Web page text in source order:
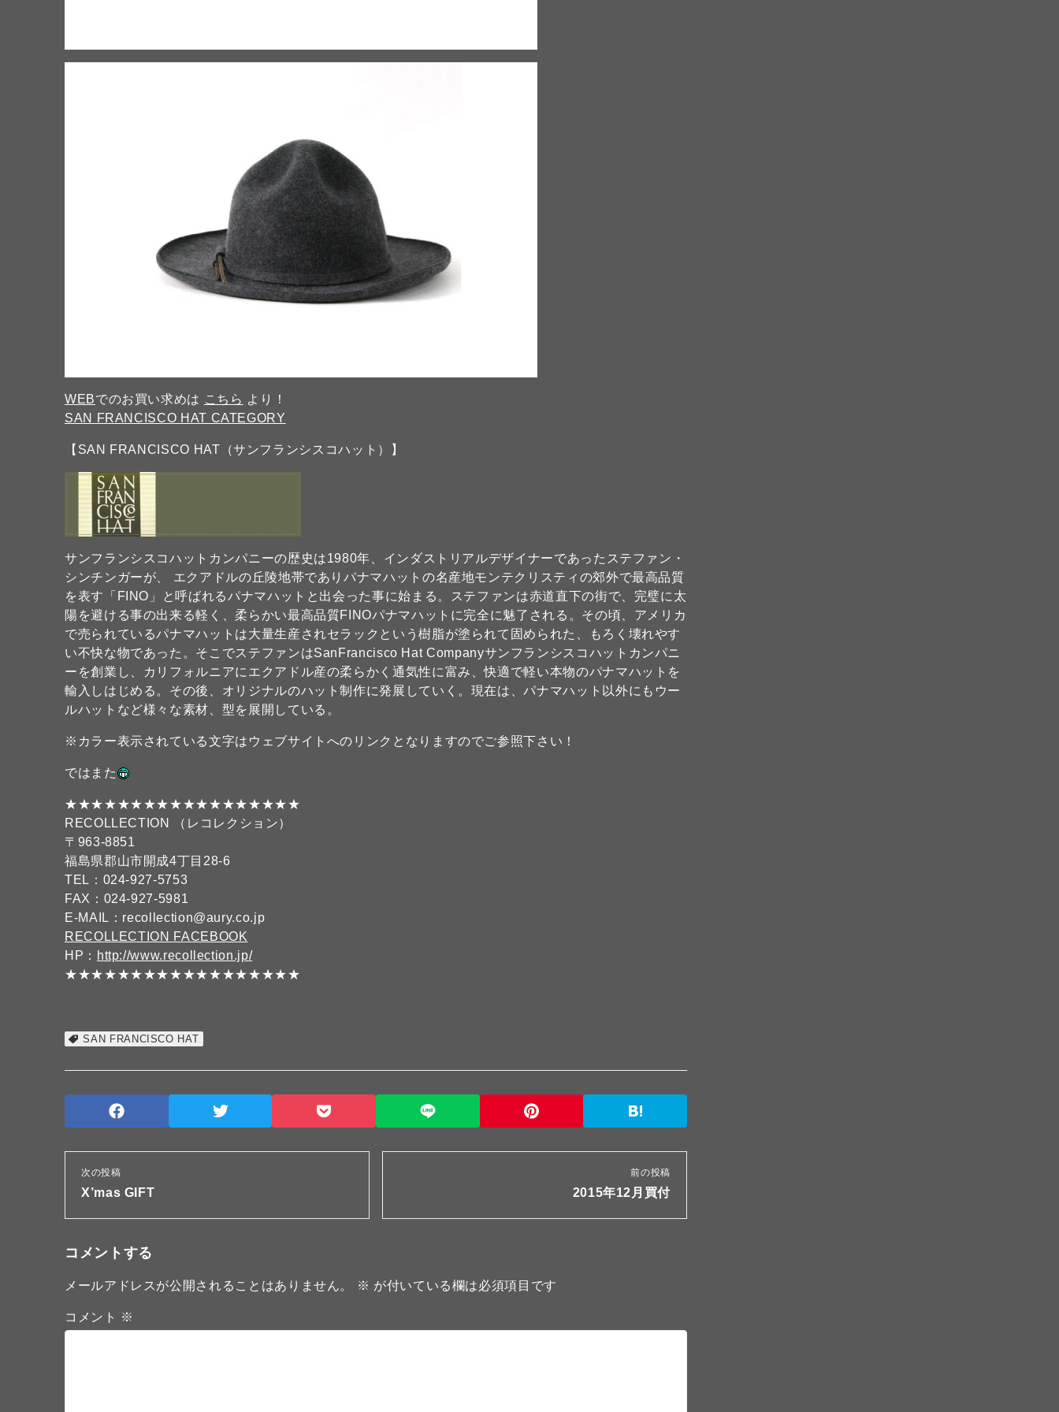
WEBでのお買い求めは こちら より！
SAN FRANCISCO HAT CATEGORY
【SAN FRANCISCO HAT（サンフランシスコハット）】
サンフランシスコハットカンパニーの歴史は1980年、インダストリアルデザイナーであったステファン・
シンチンガーが、 エクアドルの丘陵地帯でありパナマハットの名産地モンテクリスティの郊外で最高品質
を表す「FINO」と呼ばれるパナマハットと出会った事に始まる。ステファンは赤道直下の街で、完璧に太
陽を避ける事の出来る軽く、柔らかい最高品質FINOパナマハットに完全に魅了される。その頃、アメリカ
で売られているパナマハットは大量生産されセラックという樹脂が塗られて固められた、もろく壊れやす
い不快な物であった。そこでステファンはSanFrancisco Hat Companyサンフランシスコハットカンパニ
ーを創業し、カリフォルニアにエクアドル産の柔らかく通気性に富み、快適で軽い本物のパナマハットを
輸入しはじめる。その後、オリジナルのハット制作に発展していく。現在は、パナマハット以外にもウー
ルハットなど様々な素材、型を展開している。
※カラー表示されている文字はウェブサイトへのリンクとなりますのでご参照下さい！
ではまた
★★★★★★★★★★★★★★★★★★
RECOLLECTION （レコレクション）
〒963-8851
福島県郡山市開成4丁目28-6
TEL：024-927-5753
FAX：024-927-5981
E-MAIL：recollection@aury.co.jp
RECOLLECTION FACEBOOK
HP： http://www.recollection.jp/
★★★★★★★★★★★★★★★★★★
SAN FRANCISCO HAT
次の投稿
X’mas GIFT
前の投稿
2015年12月買付
コメントする
メールアドレスが公開されることはありません。 ※ が付いている欄は必須項目です
コメント ※